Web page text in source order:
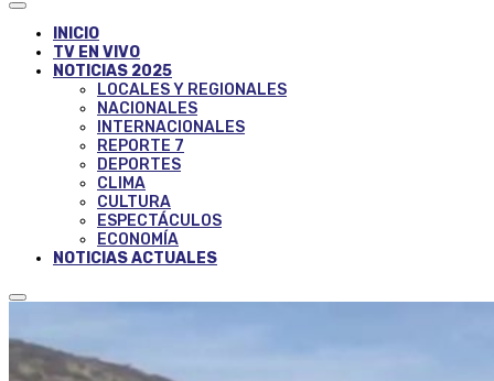
INICIO
TV EN VIVO
NOTICIAS 2025
LOCALES Y REGIONALES
NACIONALES
INTERNACIONALES
REPORTE 7
DEPORTES
CLIMA
CULTURA
ESPECTÁCULOS
ECONOMÍA
NOTICIAS ACTUALES